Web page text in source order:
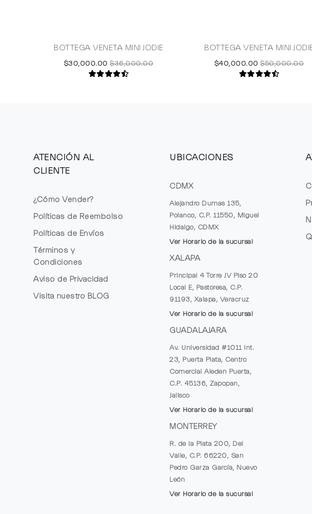
BOTTEGA VENETA MINI JODIE
$30,000.00 $36,000.00
BOTTEGA VENETA MINI
$40,000.00 $50,000.00
ATENCIÓN AL
CLIENTE
¿Cómo Vender?
Políticas de Reembolso
Políticas de Envíos
Términos y
Condiciones
Aviso de Privacidad
Visita nuestro BLOG
UBICACIONES
CDMX
Alejandro Dumas 135,
Polanco, C.P. 11550, Miguel
Hidalgo, CDMX
Ver Horario de la sucursal
XALAPA
Principal 4 Torre JV Piso 20
Local E, Pastoresa, C.P.
91193, Xalapa, Veracruz
Ver Horario de la sucursal
GUADALAJARA
Av. Universidad #1011 Int.
23, Puerta Plata, Centro
Comercial Aleden Puerta,
C.P. 45136, Zapopan,
Jalisco
Ver Horario de la sucursal
MONTERREY
R. de la Plata 200, Del
Valle, C.P. 66220, San
Pedro Garza García, Nuevo
León
Ver Horario de la sucursal